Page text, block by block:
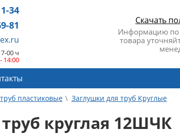
34
81
00 ч
14:00
Скачать
Информацию
товара
пластиковые Заглушки для труб Круглые
круглая 12ШЧК